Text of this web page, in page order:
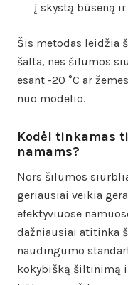
į skystą būseną
Šis metodas leidžia
šalta, nes šilumos
esant -20 °C ar
nuo modelio.
Kodėl tinkamas
namams?
Nors šilumos
geriausiai veikia
efektyviuose
dažniausiai atitinka
naudingumo
kokybišką šiltinimą